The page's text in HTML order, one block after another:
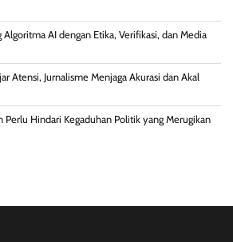
Algoritma AI dengan Etika, Verifikasi, dan Media
Atensi, Jurnalisme Menjaga Akurasi dan Akal
Perlu Hindari Kegaduhan Politik yang Merugikan